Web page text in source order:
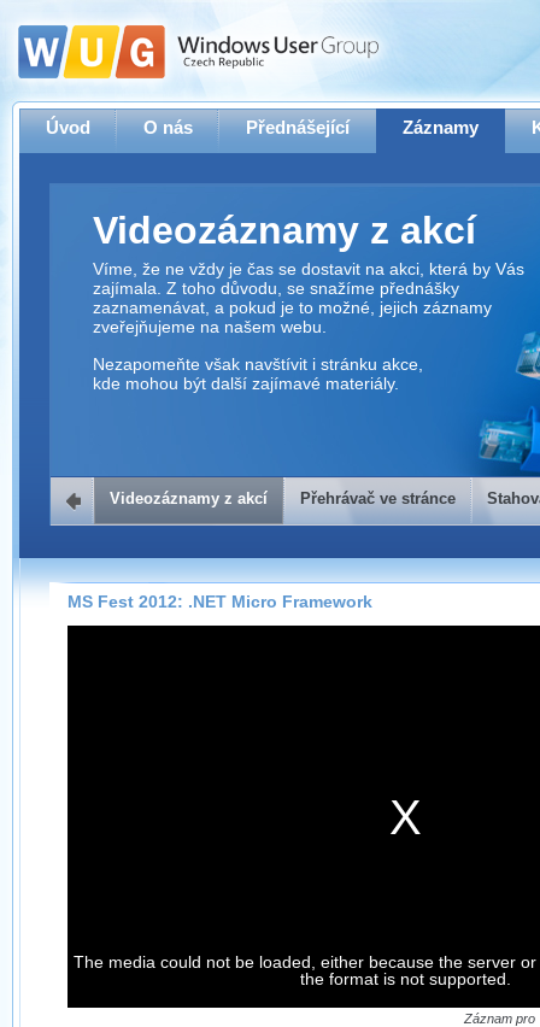
Úvod O nás Přednášející Záznamy
Videozáznamy z akcí
Víme, že ne vždy je čas se dostavit na akci, která by Vás
zajímala. Z toho důvodu, se snažíme přednášky
zaznamenávat, a pokud je to možné, jejich záznamy
zveřejňujeme na našem webu.
Nezapomeňte však navštívit i stránku akce,
kde mohou být další zajímavé materiály.
Přehrávač ve stránce
Záznamy na našem webu můžete pohodlně sledovat
přímo na stránce s využitím našehoHTML 5nebo
Silverlightpřehrávače.
Stahování záznamů
ve formátu, který není vhodný pro stahování,
proto je ke stažení nenabízíme.
Videozáznamy z akcí Přehrávač ve stránce
MS Fest 2012: .NET Micro Framework
The media could not be loaded, either because the server
the format is not supported.
Záznam pro